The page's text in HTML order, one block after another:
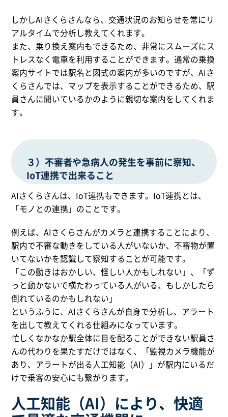
しかしAIさくらさんなら、交通状況のお知らせを常にリ
アルタイムで分析し教えてくれます。
また、乗り換え案内もできるため、非常にスムーズにス
トレスなく電車を利用することができます。通常の乗換
案内サイトでは駅名と図式の案内が多いのですが、AIさ
くらさんでは、マップを表示することができるため、駅
員さんに聞いているかのように親切な案内をしてくれま
す。
３）不審者や急病人の発生を事前に察知、
IoT連携で出来ること
AIさくらさんは、IoT連携もできます。IoT連携とは、
「モノとの連携」のことです。
例えば、AIさくらさんがカメラと連携することにより、
駅内で不審な動きをしている人がいないか、不審物が置
いてないかを認識して察知することが可能です。
「この動きはおかしい、怪しい人かもしれない」、「ず
っと動かないで横たわっている人がいる、もしかしたら
倒れているのかもしれない」
というふうに、AIさくらさんが自身で分析し、アラート
を出して教えてくれる仕組みになっています。
忙しくなかなか駅全体に目を配ることができない駅員さ
んの代わりを果たすだけではなく、「監視カメラ機能が
あり、アラートが出る人工知能（AI）」が駅内にいるだ
けで乗客の安心にも繋がります。
人工知能（AI）により、快適